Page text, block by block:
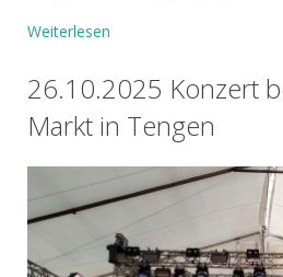
Weiterlesen
26.10.2025 Konzert
Markt in Tengen